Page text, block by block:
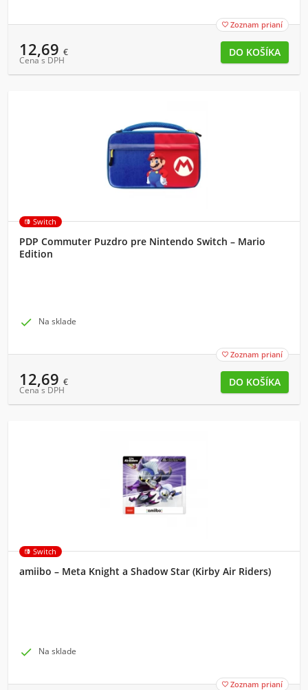
 Zoznam prianí
12,69 €
Cena s DPH
Switch
PDP Commuter Puzdro pre Nintendo Switch – Mario
Edition
 Na sklade
 Zoznam prianí
12,69 €
Cena s DPH
Switch
amiibo – Meta Knight a Shadow Star (Kirby Air Riders)
 Na sklade
 Zoznam prianí